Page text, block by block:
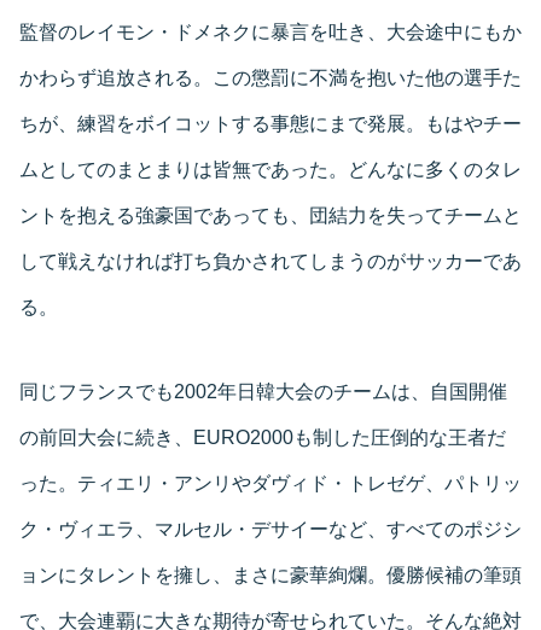
監督のレイモン・ドメネクに暴言を吐き、大会途中にもか
かわらず追放される。この懲罰に不満を抱いた他の選手た
ちが、練習をボイコットする事態にまで発展。もはやチー
ムとしてのまとまりは皆無であった。どんなに多くのタレ
ントを抱える強豪国であっても、団結力を失ってチームと
して戦えなければ打ち負かされてしまうのがサッカーであ
る。
同じフランスでも2002年日韓大会のチームは、自国開催
の前回大会に続き、EURO2000も制した圧倒的な王者だ
った。ティエリ・アンリやダヴィド・トレゼゲ、パトリッ
ク・ヴィエラ、マルセル・デサイーなど、すべてのポジシ
ョンにタレントを擁し、まさに豪華絢爛。優勝候補の筆頭
で、大会連覇に大きな期待が寄せられていた。そんな絶対